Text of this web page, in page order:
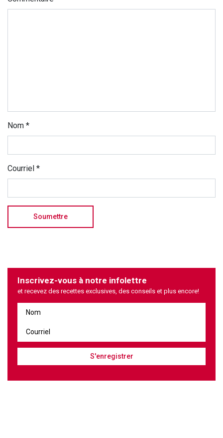
Nom *
Courriel *
Inscrivez-vous à notre infolettre
et recevez des recettes exclusives, des conseils et plus encore!